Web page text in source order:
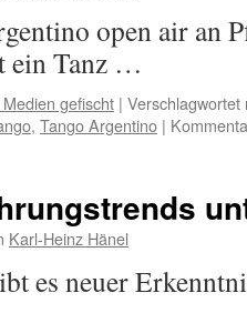
open air an
ein Tanz …
gefischt | Verschlagwortet
, Tango Argentino |
Karl-Heinz Hänel
es neuer